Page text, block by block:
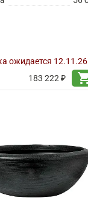
ожидается
183 222 ₽